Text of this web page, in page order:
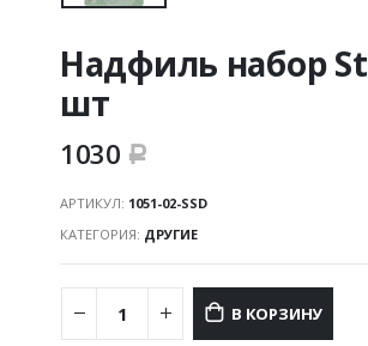
Надфиль набор
шт
1030 Р
АРТИКУЛ: 1051-02-SSD
КАТЕГОРИЯ: ДРУГИЕ
В КОРЗИНУ